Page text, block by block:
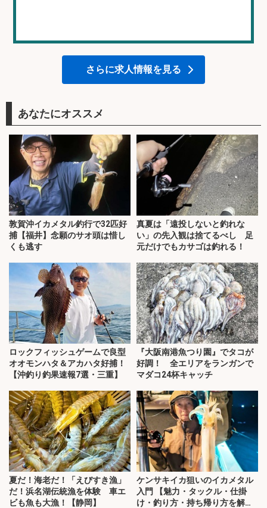
さらに求人情報を見る
あなたにオススメ
敦賀沖イカメタル釣行で32匹好
捕【福井】念願のサオ頭は惜し
くも逃す
真夏は「遠投しないと釣れな
い」の先入観は捨てるべし 足
元だけでもカサゴは釣れる！
ロックフィッシュゲームで良型
オオモンハタ＆アカハタ好捕！
【沖釣り釣果速報7選・三重】
『大阪南港魚つり園』でタコが
好調！ 全エリアをランガンで
マダコ24杯キャッチ
夏だ！海老だ！「えびすき漁」
だ！浜名湖伝統漁を体験 車エ
ビも魚も大漁！【静岡】
ケンサキイカ狙いのイカメタル
入門 【魅力・タックル・仕掛
け・釣り方・持ち帰り方を解